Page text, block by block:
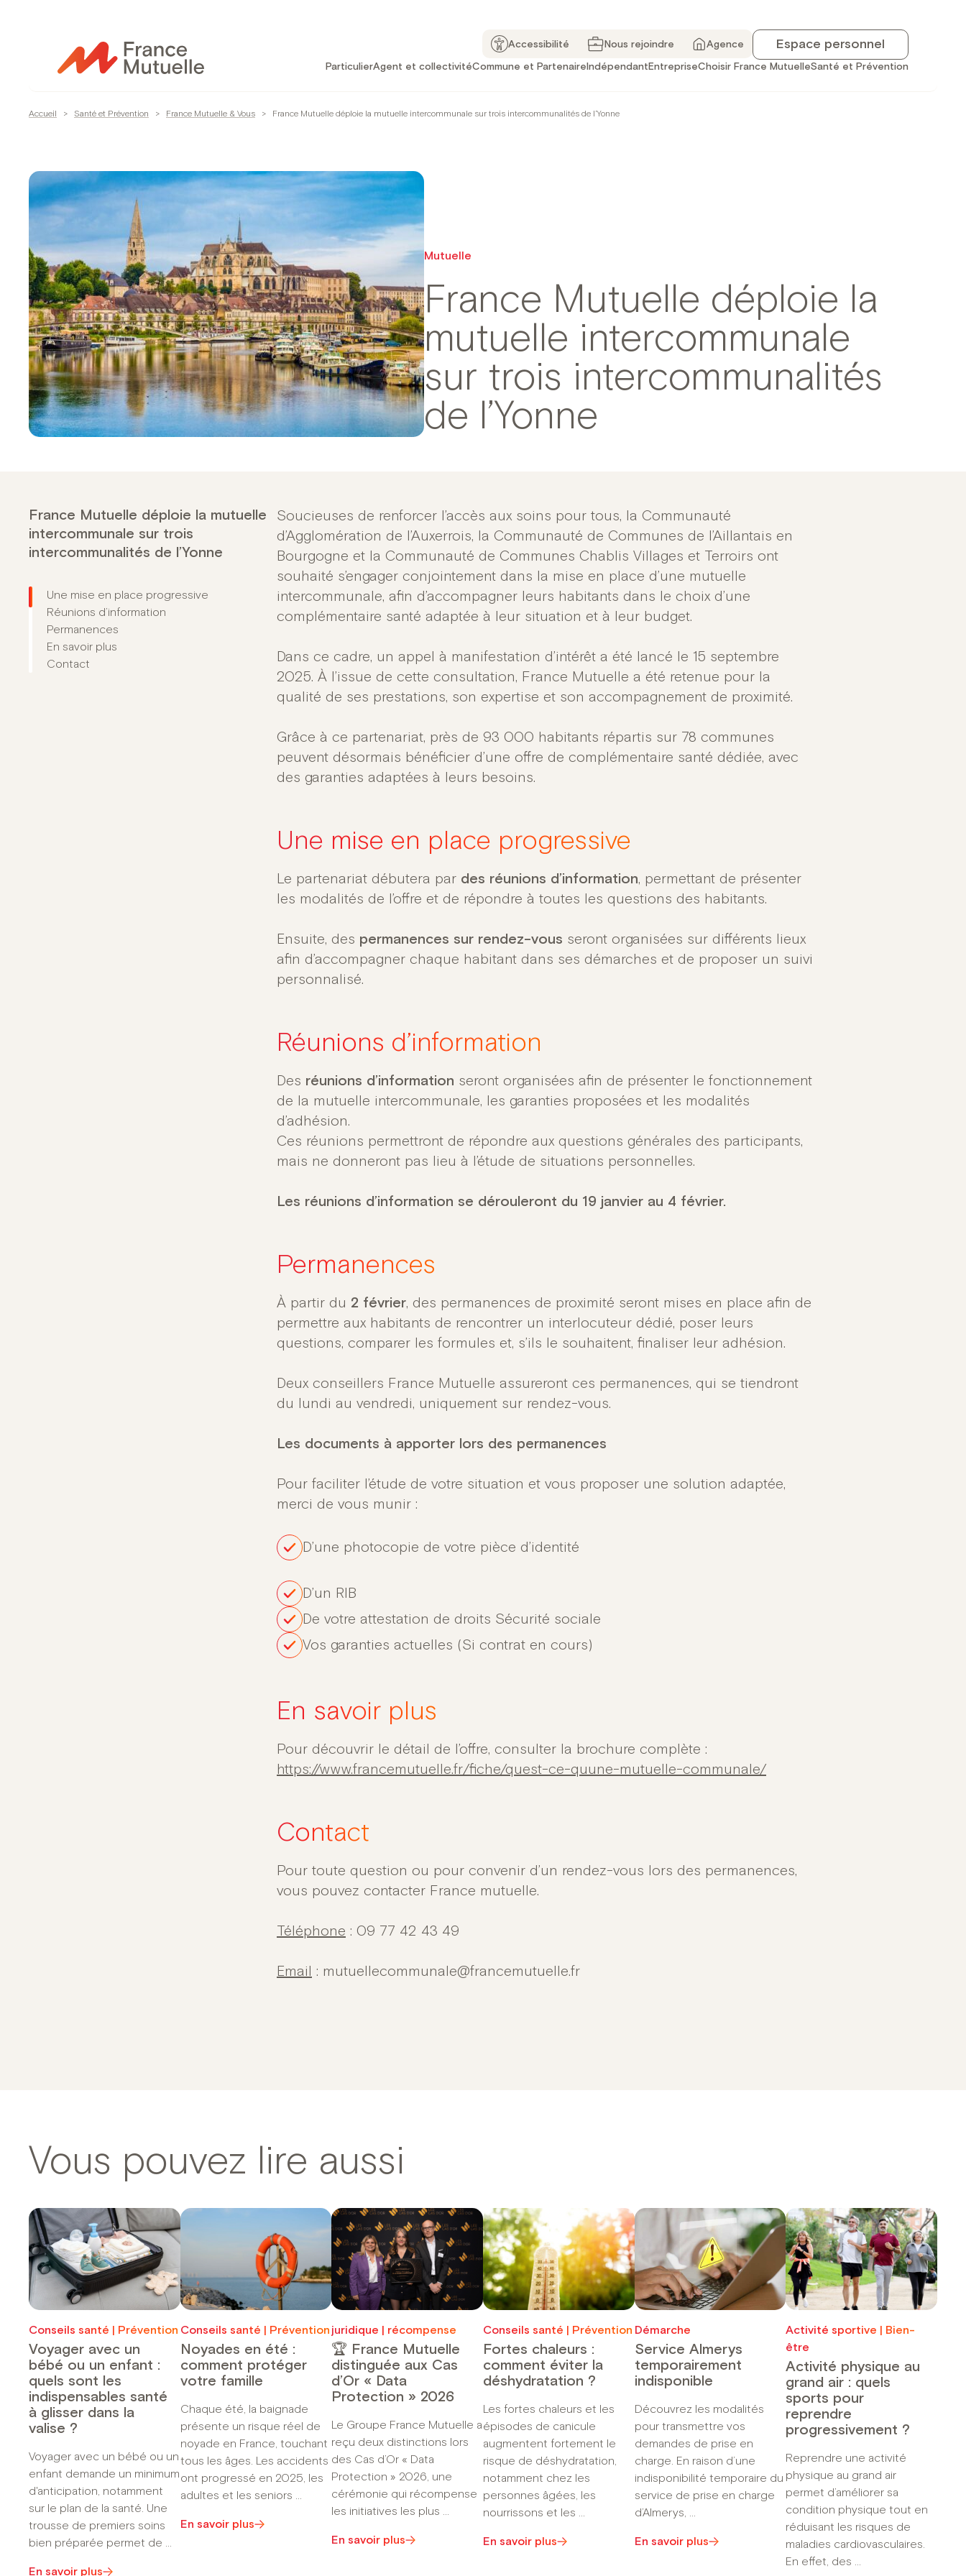
contenu
Accessibilité Nous rejoindre Agence Espace personnel
ParticulierAgent et collectivitéCommune et Partenaire Indépendant EntrepriseChoisir France MutuelleSanté et Prévention
Accueil > Santé et Prévention > France Mutuelle & Vous > France Mutuelle déploie la mutuelle intercommunale sur trois intercommunalités de l’Yonne
Mutuelle
France Mutuelle déploie la
mutuelle intercommunale
sur trois intercommunalités
de l’Yonne
France Mutuelle déploie la mutuelle
intercommunale sur trois
intercommunalités de l’Yonne
Une mise en place progressive
Réunions d’information
Permanences
En savoir plus
Contact
Soucieuses de renforcer l’accès aux soins pour tous, la Communauté
d’Agglomération de l’Auxerrois, la Communauté de Communes de l’Aillantais en
Bourgogne et la Communauté de Communes Chablis Villages et Terroirs ont
souhaité s’engager conjointement dans la mise en place d’une mutuelle
intercommunale, afin d’accompagner leurs habitants dans le choix d’une
complémentaire santé adaptée à leur situation et à leur budget.
Dans ce cadre, un appel à manifestation d’intérêt a été lancé le 15 septembre
2025. À l’issue de cette consultation, France Mutuelle a été retenue pour la
qualité de ses prestations, son expertise et son accompagnement de proximité.
Grâce à ce partenariat, près de 93 000 habitants répartis sur 78 communes
peuvent désormais bénéficier d’une offre de complémentaire santé dédiée, avec
des garanties adaptées à leurs besoins.
Une mise en place progressive
Le partenariat débutera par des réunions d’information, permettant de présenter
les modalités de l’offre et de répondre à toutes les questions des habitants.
Ensuite, des permanences sur rendez-vous seront organisées sur différents lieux
afin d’accompagner chaque habitant dans ses démarches et de proposer un suivi
personnalisé.
Réunions d’information
Des réunions d’information seront organisées afin de présenter le fonctionnement
de la mutuelle intercommunale, les garanties proposées et les modalités
d’adhésion.
Ces réunions permettront de répondre aux questions générales des participants,
mais ne donneront pas lieu à l’étude de situations personnelles.
Les réunions d’information se dérouleront du 19 janvier au 4 février.
Permanences
À partir du 2 février, des permanences de proximité seront mises en place afin de
permettre aux habitants de rencontrer un interlocuteur dédié, poser leurs
questions, comparer les formules et, s’ils le souhaitent, finaliser leur adhésion.
Deux conseillers France Mutuelle assureront ces permanences, qui se tiendront
du lundi au vendredi, uniquement sur rendez-vous.
Les documents à apporter lors des permanences
Pour faciliter l’étude de votre situation et vous proposer une solution adaptée,
merci de vous munir :
D’une photocopie de votre pièce d’identité
D’un RIB
De votre attestation de droits Sécurité sociale
Vos garanties actuelles (Si contrat en cours)
En savoir plus
Pour découvrir le détail de l’offre, consulter la brochure complète :
https://www.francemutuelle.fr/fiche/quest-ce-quune-mutuelle-communale/
Contact
Pour toute question ou pour convenir d’un rendez-vous lors des permanences,
vous pouvez contacter France mutuelle.
Téléphone : 09 77 42 43 49
Email : mutuellecommunale@francemutuelle.fr
Vous pouvez lire aussi
Conseils santé | Prévention
Voyager avec un
bébé ou un enfant :
quels sont les
indispensables santé
à glisser dans la
valise ?
Voyager avec un bébé ou un
enfant demande un minimum
d'anticipation, notamment
sur le plan de la santé. Une
trousse de premiers soins
bien préparée permet de ...
En savoir plus
Conseils santé | Prévention
Noyades en été :
comment protéger
votre famille
Chaque été, la baignade
présente un risque réel de
noyade en France, touchant
tous les âges. Les accidents
ont progressé en 2025, les
adultes et les seniors ...
En savoir plus
juridique | récompense
🏆 France Mutuelle
distinguée aux Cas
d’Or « Data
Protection » 2026
Le Groupe France Mutuelle a
reçu deux distinctions lors
des Cas d’Or « Data
Protection » 2026, une
cérémonie qui récompense
les initiatives les plus ...
En savoir plus
Conseils santé | Prévention
Fortes chaleurs :
comment éviter la
déshydratation ?
Les fortes chaleurs et les
épisodes de canicule
augmentent fortement le
risque de déshydratation,
notamment chez les
personnes âgées, les
nourrissons et les ...
En savoir plus
Démarche
Service Almerys
temporairement
indisponible
Découvrez les modalités
pour transmettre vos
demandes de prise en
charge. En raison d’une
indisponibilité temporaire du
service de prise en charge
d’Almerys, ...
En savoir plus
Activité sportive | Bien-
être
Activité physique au
grand air : quels
sports pour
reprendre
progressivement ?
Reprendre une activité
physique au grand air
permet d’améliorer sa
condition physique tout en
réduisant les risques de
maladies cardiovasculaires.
En effet, des ...